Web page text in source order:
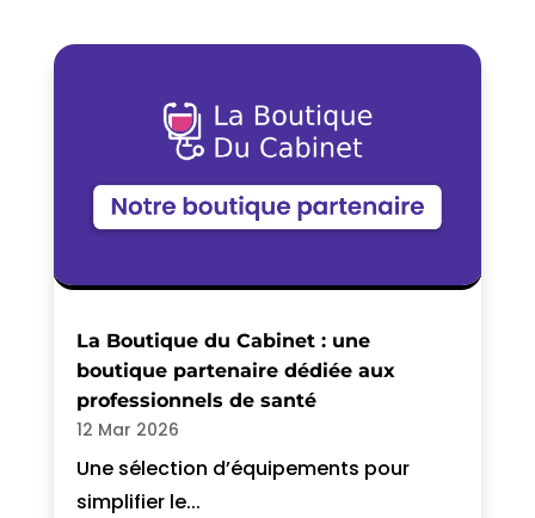
La Boutique du Cabinet : une
boutique partenaire dédiée aux
professionnels de santé
12 Mar 2026
Une sélection d’équipements pour
simplifier le...